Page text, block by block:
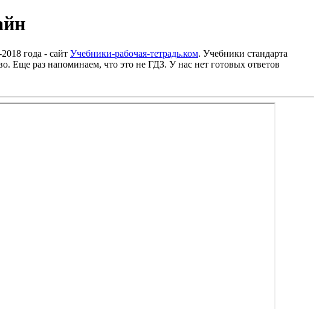
года - сайт Учебники-рабочая-тетрадь.ком. Учебники стандарта
Еще раз напоминаем, что это не ГДЗ. У нас нет готовых ответов